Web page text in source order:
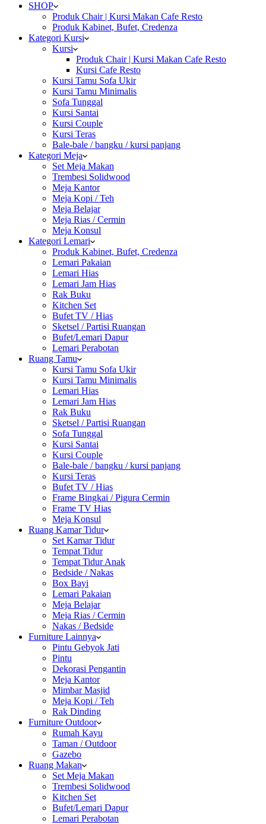
SHOP
Produk Chair | Kursi Makan Cafe Resto
Produk Kabinet, Bufet, Credenza
Kategori Kursi
Kursi
Produk Chair | Kursi Makan Cafe Resto
Kursi Cafe Resto
Kursi Tamu Sofa Ukir
Kursi Tamu Minimalis
Sofa Tunggal
Kursi Santai
Kursi Couple
Kursi Teras
Bale-bale / bangku / kursi panjang
Kategori Meja
Set Meja Makan
Trembesi Solidwood
Meja Kantor
Meja Kopi / Teh
Meja Belajar
Meja Rias / Cermin
Meja Konsul
Kategori Lemari
Produk Kabinet, Bufet, Credenza
Lemari Pakaian
Lemari Hias
Lemari Jam Hias
Rak Buku
Kitchen Set
Bufet TV / Hias
Sketsel / Partisi Ruangan
Bufet/Lemari Dapur
Lemari Perabotan
Ruang Tamu
Kursi Tamu Sofa Ukir
Kursi Tamu Minimalis
Lemari Hias
Lemari Jam Hias
Rak Buku
Sketsel / Partisi Ruangan
Sofa Tunggal
Kursi Santai
Kursi Couple
Bale-bale / bangku / kursi panjang
Kursi Teras
Bufet TV / Hias
Frame Bingkai / Pigura Cermin
Frame TV Hias
Meja Konsul
Ruang Kamar Tidur
Set Kamar Tidur
Tempat Tidur
Tempat Tidur Anak
Bedside / Nakas
Box Bayi
Lemari Pakaian
Meja Belajar
Meja Rias / Cermin
Nakas / Bedside
Furniture Lainnya
Pintu Gebyok Jati
Pintu
Dekorasi Pengantin
Meja Kantor
Mimbar Masjid
Meja Kopi / Teh
Rak Dinding
Furniture Outdoor
Rumah Kayu
Taman / Outdoor
Gazebo
Ruang Makan
Set Meja Makan
Trembesi Solidwood
Kitchen Set
Bufet/Lemari Dapur
Lemari Perabotan